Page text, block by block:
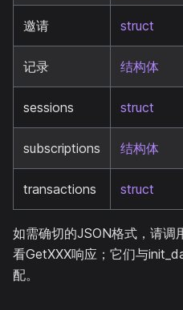
邀请 struct
记录 结构体
sessions struct
subscriptions 结构体
transactions struct
如需确切的JSON格式，请调
看GetXXX响应；它们与
配。